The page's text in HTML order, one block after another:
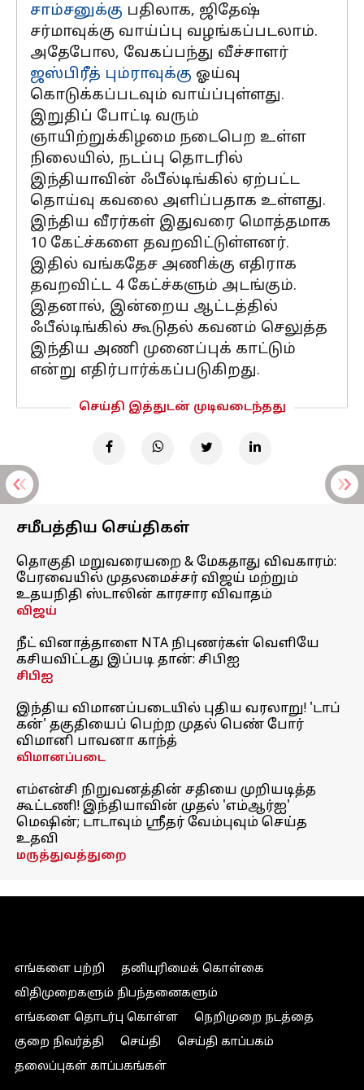
சாம்சனுக்கு பதிலாக, ஜிதேஷ்
சர்மாவுக்கு வாய்ப்பு வழங்கப்படலாம்.
அதேபோல, வேகப்பந்து வீச்சாளர்
ஜஸ்பிரீத் பும்ராவுக்கு ஓய்வு
கொடுக்கப்படவும் வாய்ப்புள்ளது.
இறுதிப் போட்டி வரும்
ஞாயிற்றுக்கிழமை நடைபெற உள்ள
நிலையில், நடப்பு தொடரில்
இந்தியாவின் ஃபீல்டிங்கில் ஏற்பட்ட
தொய்வு கவலை அளிப்பதாக உள்ளது.
இந்திய வீரர்கள் இதுவரை மொத்தமாக
10 கேட்ச்களை தவறவிட்டுள்ளனர்.
இதில் வங்கதேச அணிக்கு எதிராக
தவறவிட்ட 4 கேட்ச்களும் அடங்கும்.
இதனால், இன்றைய ஆட்டத்தில்
ஃபீல்டிங்கில் கூடுதல் கவனம் செலுத்த
இந்திய அணி முனைப்புக் காட்டும்
என்று எதிர்பார்க்கப்படுகிறது.
செய்தி இத்துடன் முடிவடைந்தது
சமீபத்திய செய்திகள்
தொகுதி மறுவரையறை & மேகதாது விவகாரம்:
பேரவையில் முதலமைச்சர் விஜய் மற்றும்
உதயநிதி ஸ்டாலின் காரசார விவாதம்
விஜய்
நீட் வினாத்தாளை NTA நிபுணர்கள் வெளியே
கசியவிட்டது இப்படி தான்: சிபிஐ
சிபிஐ
இந்திய விமானப்படையில் புதிய வரலாறு! 'டாப்
கன்' தகுதியைப் பெற்ற முதல் பெண் போர்
விமானி பாவனா காந்த்
விமானப்படை
எம்என்சி நிறுவனத்தின் சதியை முறியடித்த
கூட்டணி! இந்தியாவின் முதல் 'எம்ஆர்ஐ'
மெஷின்; டாடாவும் ஸ்ரீதர் வேம்புவும் செய்த
உதவி
மருத்துவத்துறை
எங்களை பற்றி
தனியுரிமைக் கொள்கை
விதிமுறைகளும் நிபந்தனைகளும்
எங்களை தொடர்பு கொள்ள
நெறிமுறை நடத்தை
குறை நிவர்த்தி
செய்தி
செய்தி காப்பகம்
தலைப்புகள் காப்பகங்கள்